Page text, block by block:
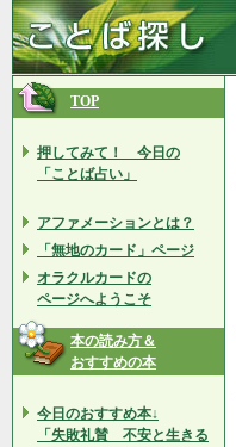
TOP
押してみて！ 今日の
「ことば占い」
アファメーションとは？
「無地のカード」ページ
オラクルカードの
ページへようこそ
本の読み方＆
おすすめの本
今日のおすすめ本↓
「失敗礼賛 不安と生きる